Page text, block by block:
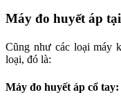
Máy đo huyết áp
Cũng như các loại máy
loại, đó là:
Máy đo huyết áp cổ tay: